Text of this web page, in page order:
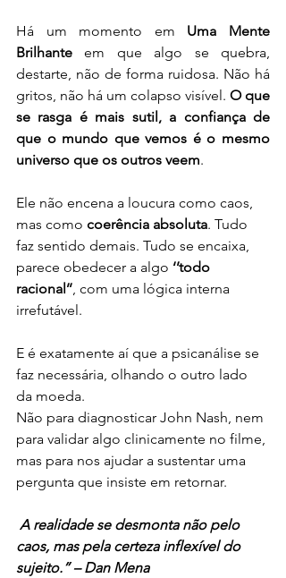
Há um momento em Uma Mente
Brilhante em que algo se quebra,
destarte, não de forma ruidosa. Não há
gritos, não há um colapso visível. O que
se rasga é mais sutil, a confiança de
que o mundo que vemos é o mesmo
universo que os outros veem.
Ele não encena a loucura como caos,
mas como coerência absoluta. Tudo
faz sentido demais. Tudo se encaixa,
parece obedecer a algo ‘’todo
racional’’, com uma lógica interna
irrefutável.
E é exatamente aí que a psicanálise se
faz necessária, olhando o outro lado
da moeda.
Não para diagnosticar John Nash, nem
para validar algo clinicamente no filme,
mas para nos ajudar a sustentar uma
pergunta que insiste em retornar.
A realidade se desmonta não pelo
caos, mas pela certeza inflexível do
sujeito.” – Dan Mena